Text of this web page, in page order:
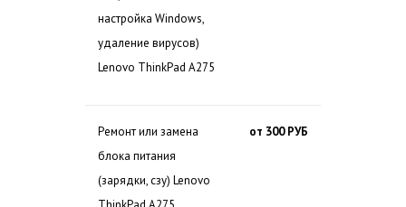
настройка Windows,
удаление вирусов)
Lenovo ThinkPad A275
Ремонт или замена
блока питания
(зарядки, сзу) Lenovo
от 300 РУБ